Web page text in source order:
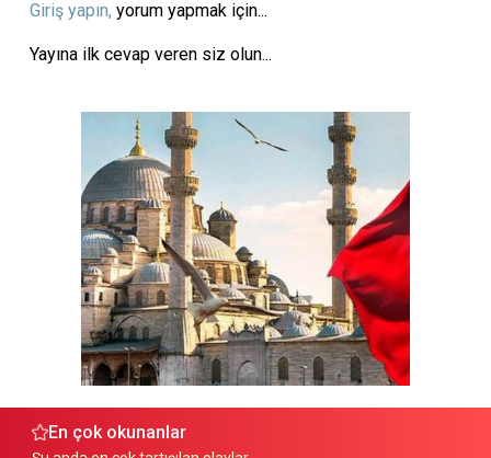
Giriş yapın, yorum yapmak için...
Yayına ilk cevap veren siz olun...
En çok okunanlar